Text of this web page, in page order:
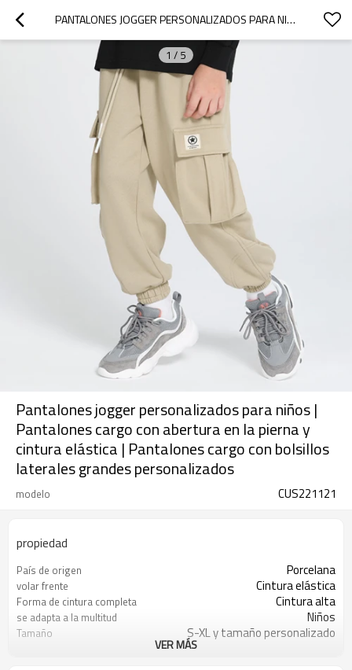
PANTALONES JOGGER PERSONALIZADOS PARA NIÑOS | PANTALONES CARGO CON ABERTURA EN LA PIERNA Y CINTURA ELÁSTICA | PANTALONES CARGO CON BOLSILLOS LATERALES GRANDES PERSONALIZADOS
1 / 5
Pantalones jogger personalizados para niños |
Pantalones cargo con abertura en la pierna y
cintura elástica | Pantalones cargo con bolsillos
laterales grandes personalizados
modelo CUS221121
propiedad
País de origen Porcelana
volar frente Cintura elástica
Forma de cintura completa Cintura alta
se adapta a la multitud Niños
Tamaño S-XL y tamaño personalizado
Negro/Caqui/Colores personalizados
VER MÁS